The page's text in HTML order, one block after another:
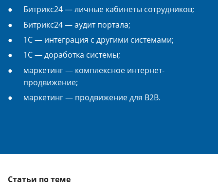
Битрикс24 — личные кабинеты сотрудников;
Битрикс24 — аудит портала;
1С — интеграция с другими системами;
1С — доработка системы;
маркетинг — комплексное интернет-
продвижение;
маркетинг — продвижение для B2B.
Статьи по теме